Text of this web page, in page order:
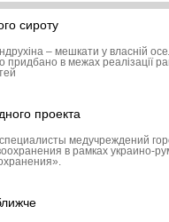
сироту
– мешкати у власній
в межах реалізації
проекта
медучреждений
в рамках украино-